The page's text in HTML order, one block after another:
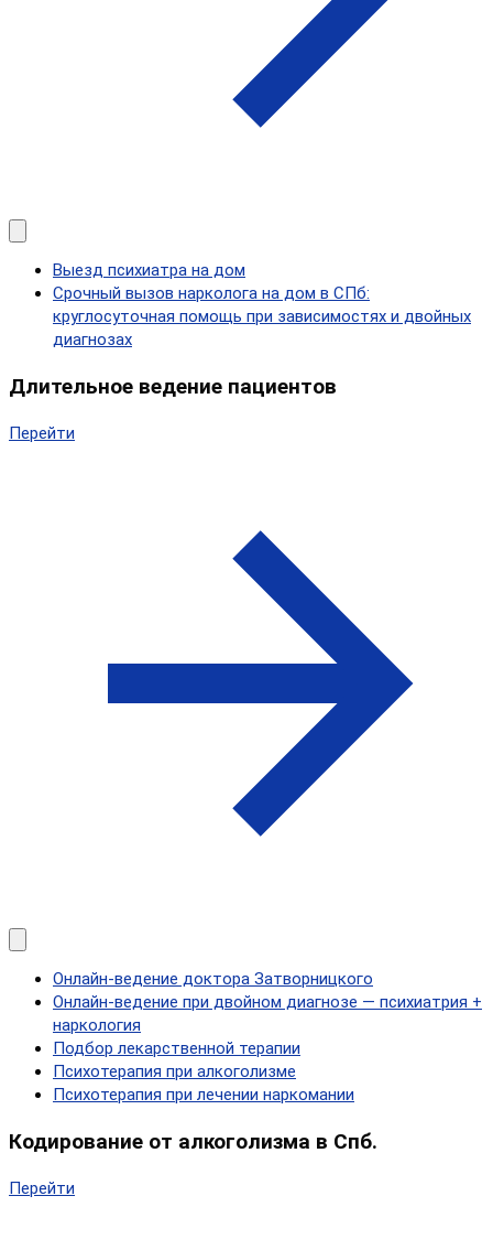
Выезд психиатра на дом
Срочный вызов нарколога на дом в СПб:
круглосуточная помощь при зависимостях и двойных
диагнозах
Длительное ведение пациентов
Перейти
Онлайн-ведение доктора Затворницкого
Онлайн‑ведение при двойном диагнозе — психиатрия +
наркология
Подбор лекарственной терапии
Психотерапия при алкоголизме
Психотерапия при лечении наркомании
Кодирование от алкоголизма в Спб.
Перейти